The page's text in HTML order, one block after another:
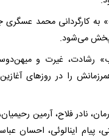
رشادت، غیرت و
را در روزهای
نادر فلاح، آرمین
پیام اینالوئی، احسان